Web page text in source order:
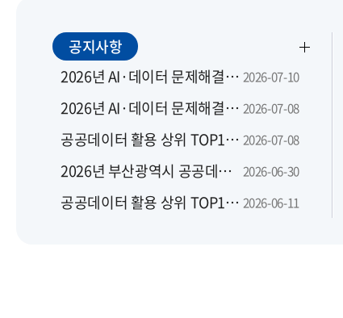
공지사항
2026년 AI·데이터 문제해결은행 맞춤 지원 모집 공고 2026-07-10
2026년 AI·데이터 문제해결은행 맞춤 지원사업 지역별 설명회 2026-07-08
공공데이터 활용 상위 TOP10(2026년 6월) 2026-07-08
2026년 부산광역시 공공데이터 활용 및 신규 개방 수요 설문조사 2026-06-30
공공데이터 활용 상위 TOP10(2026년 5월) 2026-06-11